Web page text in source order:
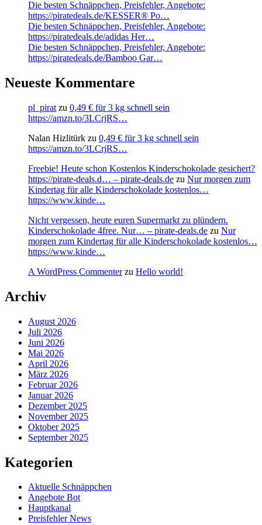
Die besten Schnäppchen, Preisfehler, Angebote:
https://piratedeals.de/KESSER® Po…
Die besten Schnäppchen, Preisfehler, Angebote:
https://piratedeals.de/adidas Her…
Die besten Schnäppchen, Preisfehler, Angebote:
https://piratedeals.de/Bamboo Gar…
Neueste Kommentare
pl_pirat zu 0,49 € für 3 kg schnell sein
https://amzn.to/3LCrjRS…
Nalan Hizlitürk zu 0,49 € für 3 kg schnell sein
https://amzn.to/3LCrjRS…
Freebie! Heute schon Kostenlos Kinderschokolade gesichert?
https://pirate-deals.d… – pirate-deals.de zu Nur morgen zum
Kindertag für alle Kinderschokolade kostenlos…
https://www.kinde…
Nicht vergessen, heute euren Supermarkt zu plündern.
Kinderschokolade 4free. Nur… – pirate-deals.de zu Nur
morgen zum Kindertag für alle Kinderschokolade kostenlos…
https://www.kinde…
A WordPress Commenterzu Hello world!
Archiv
August 2026
Juli 2026
Juni 2026
Mai 2026
April 2026
März 2026
Februar 2026
Januar 2026
Dezember 2025
November 2025
Oktober 2025
September 2025
Kategorien
Aktuelle Schnäppchen
Angebote Bot
Hauptkanal
Preisfehler News